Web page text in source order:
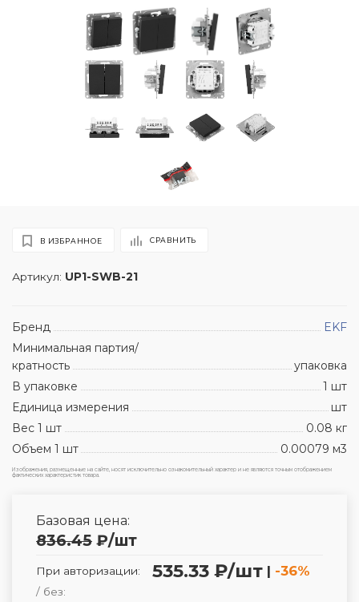
Артикул: UP1-SWB-21
В ИЗБРАННОЕ СРАВНИТЬ
Бренд
EKF
Минимальная партия/
кратность
упаковка
В упаковке
1 шт
Единица измерения
шт
Вес 1 шт
0.08 кг
Объем 1 шт
0.00079 м3
Изображения, размещенные на сайте, носят исключительно ознакомительный характер и не являются точным отображением
фактических характеристик товара.
Базовая цена:
836.45 ₽/шт
При авторизации: 535.33 ₽/шт | -36%
/ без: